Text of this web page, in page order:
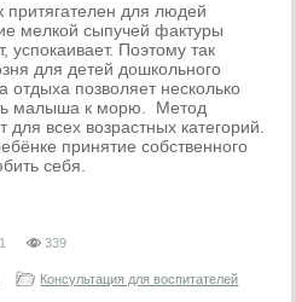
для людей
мелкой сыпучей фактуры
успокаивает. Поэтому так
для детей дошкольного
отдыха позволяет несколько
малыша к морю. Метод
всех возрастных категорий.
принятие собственного
себя.
339
Консультация для воспитателей